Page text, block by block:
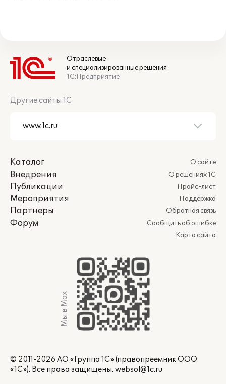
Отраслевые
и специализированные решения
1С:Предприятие
Другие сайты 1С
Каталог
Внедрения
Публикации
Мероприятия
Партнеры
Форум
О сайте
О решениях 1С
Прайс-лист
Поддержка
Обратная связь
Сообщить об ошибке
Карта сайта
Мы в Max
© 2011-2026 АО «Группа 1С» (правопреемник ООО
«1С»). Все права защищены. websol@1c.ru